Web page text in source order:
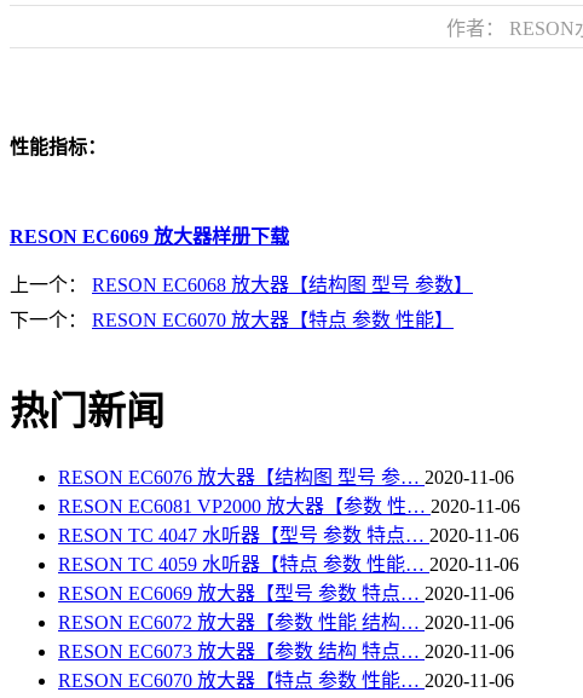
作者：
性能指标：
RESON EC6069 放大器样册下载
上一个： RESON EC6068 放大器【结构图 型号 参数】
下一个： RESON EC6070 放大器【特点 参数 性能】
热门新闻
RESON EC6076 放大器【结构图 型号 参… 2020-11-06
RESON EC6081 VP2000 放大器【参数 性… 2020-11-06
RESON TC 4047 水听器【型号 参数 特点… 2020-11-06
RESON TC 4059 水听器【特点 参数 性能… 2020-11-06
RESON EC6069 放大器【型号 参数 特点… 2020-11-06
RESON EC6072 放大器【参数 性能 结构… 2020-11-06
RESON EC6073 放大器【参数 结构 特点… 2020-11-06
RESON EC6070 放大器【特点 参数 性能… 2020-11-06